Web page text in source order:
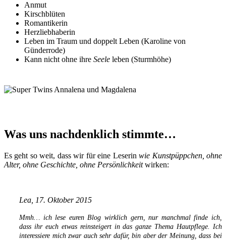
Anmut
Kirschblüten
Romantikerin
Herzliebhaberin
Leben im Traum und doppelt Leben (Karoline von
Günderrode)
Kann nicht ohne ihre Seele leben (Sturmhöhe)
Was uns nachdenklich stimmte…
Es geht so weit, dass wir für eine Leserinwie Kunstpüppchen, ohne
Alter, ohne Geschichte, ohne Persönlichkeitwirken:
Lea, 17. Oktober 2015
Mmh… ich lese euren Blog wirklich gern, nur manchmal finde ich,
dass ihr euch etwas reinsteigert in das ganze Thema Hautpflege. Ich
interessiere mich zwar auch sehr dafür, bin aber der Meinung, dass bei